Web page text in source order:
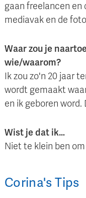
gaan freelancen en
mediavak en de
Waar zou je
wie/waarom?
Ik zou zo'n 20 jaar
wordt gemaakt
en ik geboren word.
Wist je dat ik…
Niet te klein ben
Corina'sTips